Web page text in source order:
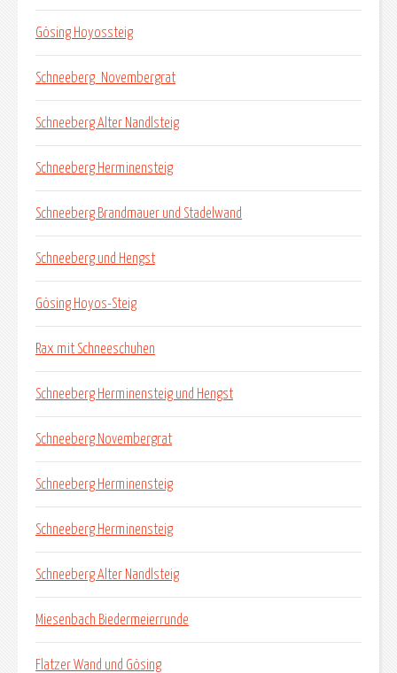
Gösing Hoyossteig
Schneeberg_Novembergrat
Schneeberg Alter Nandlsteig
Schneeberg Herminensteig
Schneeberg Brandmauer und Stadelwand
Schneeberg und Hengst
Gösing Hoyos-Steig
Rax mit Schneeschuhen
Schneeberg Herminensteig und Hengst
Schneeberg Novembergrat
Schneeberg Herminensteig
Schneeberg Herminensteig
Schneeberg Alter Nandlsteig
Miesenbach Biedermeierrunde
Flatzer Wand und Gösing